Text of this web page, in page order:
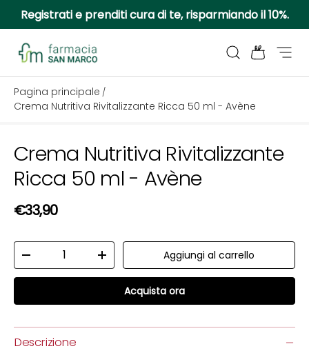
Passa ai contenuti
Registrati e prenditi cura di te, risparmiando il 10%.
Farmacia San Marco
Cerca Borsa
Pagina principale /
Crema Nutritiva Rivitalizzante Ricca 50 ml - Avène
Passa alle informazioni sul prodotto
Crema Nutritiva Rivitalizzante
Ricca 50 ml - Avène
Prezzo normale
€33,90
Diminuire la quantitàAumenta la quantità
Aggiungi al carrello
Acquista ora
Descrizione